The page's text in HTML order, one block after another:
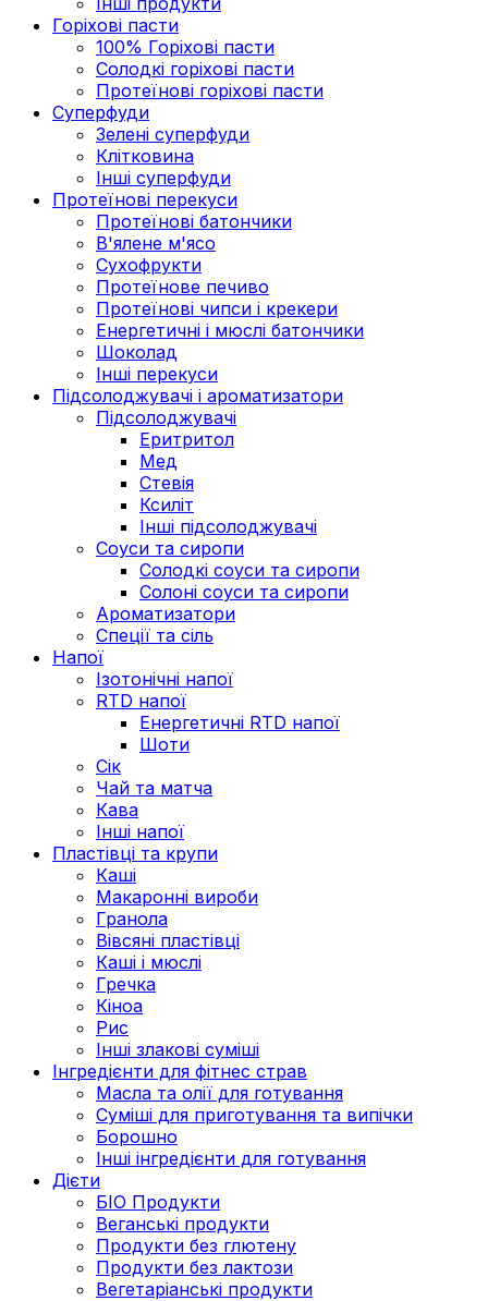
Горіхові пасти
100% Горіхові пасти
Солодкі горіхові пасти
Протеїнові горіхові пасти
Суперфуди
Зелені суперфуди
Клітковина
Інші суперфуди
Протеїнові перекуси
Протеїнові батончики
В'ялене м'ясо
Сухофрукти
Протеїнове печиво
Протеїнові чипси і крекери
Енергетичні і мюслі батончики
Шоколад
Інші перекуси
Підсолоджувачі і ароматизатори
Підсолоджувачі
Еритритол
Мед
Стевія
Ксиліт
Інші підсолоджувачі
Соуси та сиропи
Солодкі соуси та сиропи
Солоні соуси та сиропи
Ароматизатори
Спеції та сіль
Напої
Ізотонічні напої
RTD напої
Енергетичні RTD напої
Шоти
Сік
Чай та матча
Кава
Інші напої
Пластівці та крупи
Каші
Макаронні вироби
Гранола
Вівсяні пластівці
Каші і мюслі
Гречка
Кіноа
Рис
Інші злакові суміші
Інгредієнти для фітнес страв
Масла та олії для готування
Суміші для приготування та випічки
Борошно
Інші інгредієнти для готування
Дієти
БІО Продукти
Веганські продукти
Продукти без глютену
Продукти без лактози
Вегетаріанські продукти